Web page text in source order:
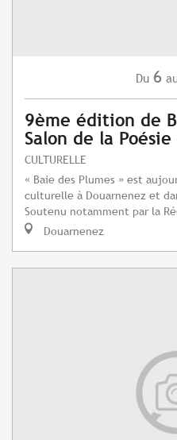
Du 6
9ème édition de
Salon de la
CULTURELLE
« Baie des Plumes » est
culturelle à Douarnenez et
Soutenu notamment par la
Douarnenez